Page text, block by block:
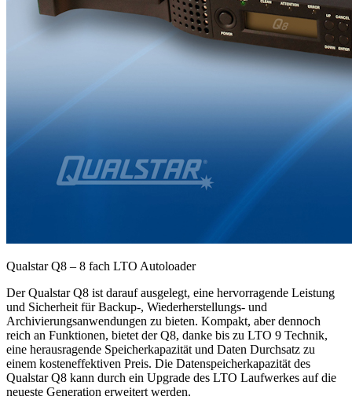
Qualstar Q8 – 8 fach LTO Autoloader
Der Qualstar Q8 ist darauf ausgelegt, eine hervorragende Leistung
und Sicherheit für Backup-, Wiederherstellungs- und
Archivierungsanwendungen zu bieten. Kompakt, aber dennoch
reich an Funktionen, bietet der Q8, danke bis zu LTO 9 Technik,
eine herausragende Speicherkapazität und Daten Durchsatz zu
einem kosteneffektiven Preis. Die Datenspeicherkapazität des
Qualstar Q8 kann durch ein Upgrade des LTO Laufwerkes auf die
neueste Generation erweitert werden.